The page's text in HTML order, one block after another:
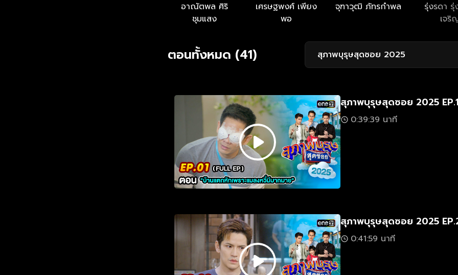
อาณัตพล ศิริ
ชุมแสง
เศรษฐพงศ์ เพียง
พอ
จุฑาวุฒิ ภัทรกำพล
รุ่งรดา
เจริ
ตอนทั้งหมด (41) สุภาพบุรุษสุดซอย 2025
สุภาพบุรุษสุดซอย 2025
0:39:39 นาที
สุภาพบุรุษสุดซอย 2025
0:41:59 นาที